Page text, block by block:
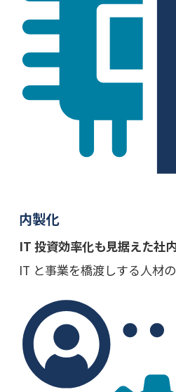
内製化
IT 投資効率化も見据えた社
IT と事業を橋渡しする人材